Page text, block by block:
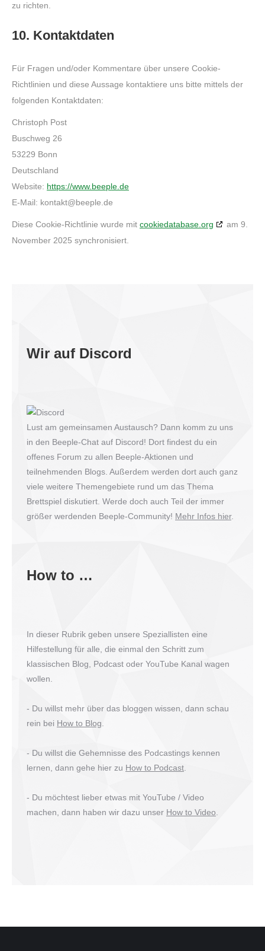
zu richten.
10. Kontaktdaten
Für Fragen und/oder Kommentare über unsere Cookie-
Richtlinien und diese Aussage kontaktiere uns bitte mittels der
folgenden Kontaktdaten:
Christoph Post
Buschweg 26
53229 Bonn
Deutschland
Website: https://www.beeple.de
E-Mail: kontakt@beeple.de
Diese Cookie-Richtlinie wurde mit cookiedatabase.org
am 9.
November 2025 synchronisiert.
Wir auf Discord
Lust am gemeinsamen Austausch? Dann komm zu uns
in den Beeple-Chat auf Discord! Dort findest du ein
offenes Forum zu allen Beeple-Aktionen und
teilnehmenden Blogs. Außerdem werden dort auch ganz
viele weitere Themengebiete rund um das Thema
Brettspiel diskutiert. Werde doch auch Teil der immer
größer werdenden Beeple-Community! Mehr Infos hier.
How to …
In dieser Rubrik geben unsere Speziallisten eine
Hilfestellung für alle, die einmal den Schritt zum
klassischen Blog, Podcast oder YouTube Kanal wagen
wollen.
- Du willst mehr über das bloggen wissen, dann schau
rein bei How to Blog
- Du willst die Gehemnisse des Podcastings kennen
lernen, dann gehe hier zu How to Podcast
- Du möchtest lieber etwas mit YouTube / Video
machen, dann haben wir dazu unser How to Video